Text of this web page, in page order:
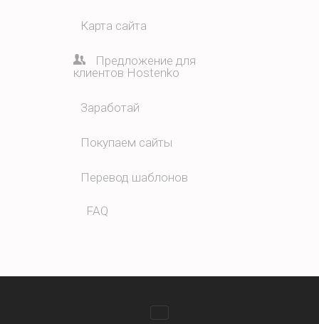
Карта сайта
Предложение для
клиентов Hostenko
Заработай
Покупаем сайты
Перевод шаблонов
FAQ